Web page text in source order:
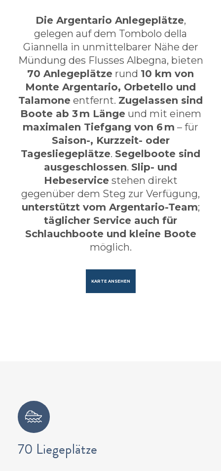
Die Argentario Anlegeplätze,
gelegen auf dem Tombolo della
Giannella in unmittelbarer Nähe der
Mündung des Flusses Albegna, bieten
70 Anlegeplätze rund 10 km von
Monte Argentario, Orbetello und
Talamone entfernt. Zugelassen sind
Boote ab 3 m Länge und mit einem
maximalen Tiefgang von 6 m – für
Saison-, Kurzzeit- oder
Tagesliegeplätze. Segelboote sind
ausgeschlossen. Slip- und
Hebeservice stehen direkt
gegenüber dem Steg zur Verfügung,
unterstützt vom Argentario-Team;
täglicher Service auch für
Schlauchboote und kleine Boote
möglich.
KARTE ANSEHEN
70 Liegeplätze